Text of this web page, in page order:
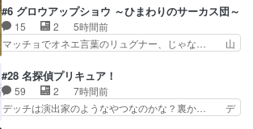
初、にゃん吉が透子のストーカーを始めた… 高道
きもいけどあれ横で見せつけられるのは… 玲夜の
前の婚約者鬼山桜子がめっちゃ別嬪さ… にゃんき
ちくんのお母さんが一番かわいいで… 花江さんが
いやイケメンが主人公にプレゼ… 「お願いがある
ときはキスでおねだりする」… 透子とにゃん吉の
馴れ初めを見れて良かった…
#6 グロウアップショウ ～ひまわりのサーカス団～
15 2
5時間前
マッチョでオネエ言葉のリュグナー、じゃな… 山
わりサーカスに突然現れた金髪の大男少… 伝説の
男の登場によって、山田の輝かしき過… お父さん
の相方登場回、良い回だったな。諏… 第６話をｄ
アニメストアで視聴しました。視… じゃがいもし
#28 名探偵プリキュア！
59 2
7時間前
デッチは演出家のようなやつなのかな？裏か… デ